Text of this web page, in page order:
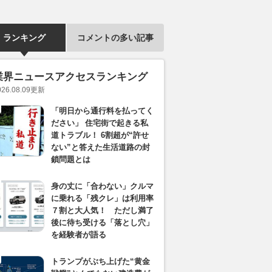
ランキング コメントの多い記事
界ニュースアクセスランキング
更新
「明日から通行料を払ってく
ださい」 住宅街で起きる私
道トラブル！ 6割超が“許せ
ない”と答えた生活道路の封
鎖問題とは
身の丈に「合わない」クルマ
に乗れる「残クレ」は利用率
７割と大人気！ ただし満了
後に待ち受ける「落とし穴」
を経験者が語る
トランプがぶち上げた“黄金